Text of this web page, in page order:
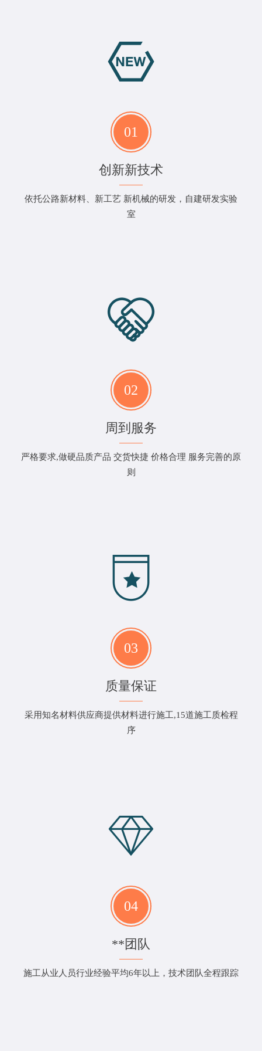
01
创新新技术
依托公路新材料、新工艺 新机械的研发，自建研发实验
室
02
周到服务
严格要求,做硬品质产品 交货快捷 价格合理 服务完善的原
则
03
质量保证
采用知名材料供应商提供材料进行施工,15道施工质检程
序
04
**团队
施工从业人员行业经验平均6年以上，技术团队全程跟踪